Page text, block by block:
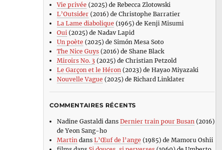
Vie privée (2025) de Rebecca Zlotowski
L’Outsider(2016) de Christophe Barratier
La Lame diabolique (1965) de Kenji Misumi
Oui(2025) de Nadav Lapid
Un poète (2025) de Simón Mesa Soto
The Nice Guys(2016) de Shane Black
Miroirs No. 3 (2025) de Christian Petzold
Le Garçon et le Héron(2023) de Hayao Miyazaki
Nouvelle Vague (2025) de Richard Linklater
COMMENTAIRES RÉCENTS
Nadine Gastaldi dans Dernier train pour Busan (2016)
de Yeon Sang-ho
Martin dans L’Œuf de l’ange (1985) de Mamoru Oshii